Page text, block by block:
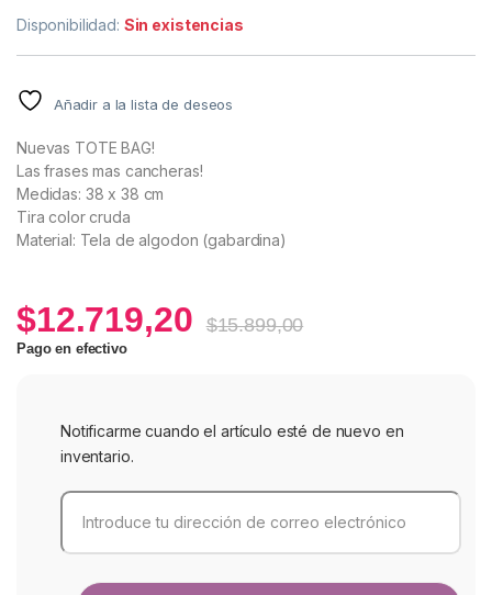
Disponibilidad: Sin existencias
Añadir a la lista de deseos
Nuevas TOTE BAG!
Las frases mas cancheras!
Medidas: 38 x 38 cm
Tira color cruda
Material: Tela de algodon (gabardina)
$12.719,20 $15.899,00
Pago en efectivo
Notificarme cuando el artículo esté de nuevo en
inventario.